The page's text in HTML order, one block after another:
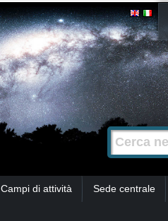
Cerca nel
Campi di attività Sede centrale